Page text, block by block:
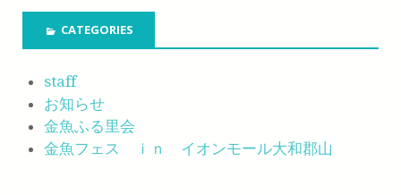
CATEGORIES
staff
お知らせ
金魚ふる里会
金魚フェス ｉｎ イオンモール大和郡山